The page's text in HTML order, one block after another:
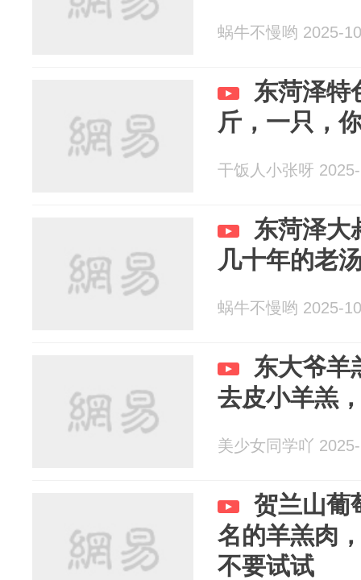
蜗牛不慢哟 2025-
东菏泽特
斤，一只，
干饭人小张呀
东菏泽大
几十年的老
蜗牛不慢哟 2025-
东大爷羊
去皮小羊羔
美少女同学吖
贺兰山葡
名的羊羔肉
不要试试